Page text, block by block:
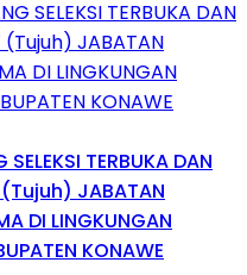
TERBUKA DAN
(Tujuh) JABATAN
DI LINGKUNGAN
KONAWE